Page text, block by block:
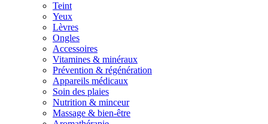
Teint
Yeux
Lèvres
Ongles
Accessoires
Vitamines & minéraux
Prévention & régénération
Appareils médicaux
Soin des plaies
Nutrition & minceur
Massage & bien-être